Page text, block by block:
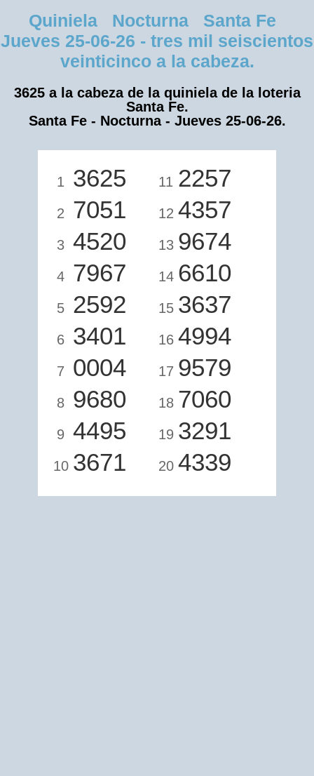
Quiniela Nocturna Santa Fe
Jueves 25-06-26 - tres mil seiscientos
veinticinco a la cabeza.
3625 a la cabeza de la quiniela de la loteria
Santa Fe.
Santa Fe - Nocturna - Jueves 25-06-26.
1 3625
2 7051
3 4520
4 7967
5 2592
6 3401
7 0004
8 9680
9 4495
10 3671
11 2257
12 4357
13 9674
14 6610
15 3637
16 4994
17 9579
18 7060
19 3291
20 4339